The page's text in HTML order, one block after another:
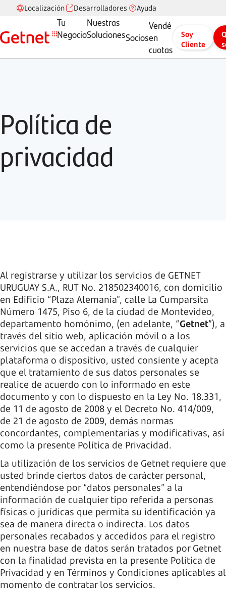
Tu
Negocio
Nuestras
SolucionesSocios
Vendé
en
cuotas
Localización Desarrolladores Ayuda
Soy
Cliente
Política de
privacidad
Al registrarse y utilizar los servicios de GETNET
URUGUAY S.A., RUT No. 218502340016, con domicilio
en Edificio “Plaza Alemania”, calle La Cumparsita
Número 1475, Piso 6, de la ciudad de Montevideo,
departamento homónimo, (en adelante, “Getnet”), a
través del sitio web, aplicación móvil o a los
servicios que se accedan a través de cualquier
plataforma o dispositivo, usted consiente y acepta
que el tratamiento de sus datos personales se
realice de acuerdo con lo informado en este
documento y con lo dispuesto en la Ley No. 18.331,
de 11 de agosto de 2008 y el Decreto No. 414/009,
de 21 de agosto de 2009, demás normas
concordantes, complementarias y modificativas, así
como la presente Política de Privacidad.
La utilización de los servicios de Getnet requiere que
usted brinde ciertos datos de carácter personal,
entendiéndose por “datos personales” a la
información de cualquier tipo referida a personas
físicas o jurídicas que permita su identificación ya
sea de manera directa o indirecta. Los datos
personales recabados y accedidos para el registro
en nuestra base de datos serán tratados por Getnet
con la finalidad prevista en la presente Política de
Privacidad y en Términos y Condiciones aplicables al
momento de contratar los servicios.